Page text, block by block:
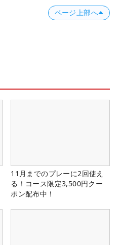
ページ上部へ
11月までのプレーに2回使え
る！コース限定3,500円クー
ポン配布中！